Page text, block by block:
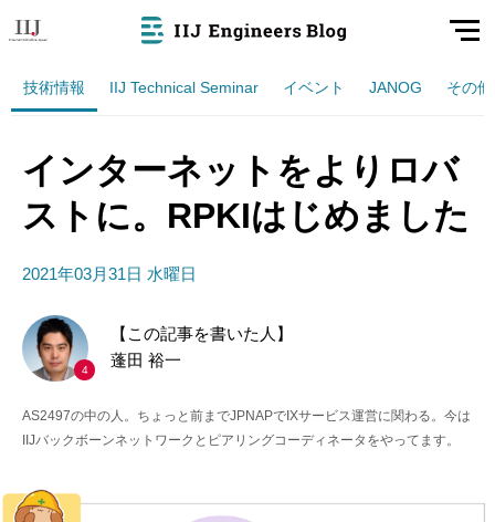
技術情報 IIJ Technical Seminar イベント JANOG その他
インターネットをよりロバ
ストに。RPKIはじめました
2021年03月31日 水曜日
4
【この記事を書いた人】
蓬田 裕一
AS2497の中の人。ちょっと前までJPNAPでIXサービス運営に関わる。今は
IIJバックボーンネットワークとピアリングコーディネータをやってます。